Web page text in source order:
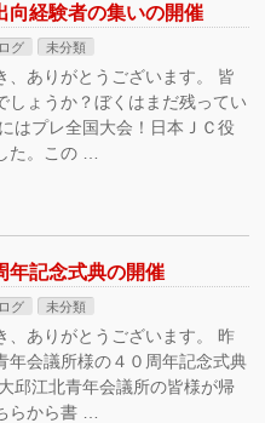
向経験者の集いの開催
グ 未分類
、ありがとうございます。 皆
しょうか？ぼくはまだ残ってい
はプレ全国大会！日本ＪＣ役
た。この …
年記念式典の開催
グ 未分類
、ありがとうございます。 昨
年会議所様の４０周年記念式典
邱江北青年会議所の皆様が帰
らから書 …